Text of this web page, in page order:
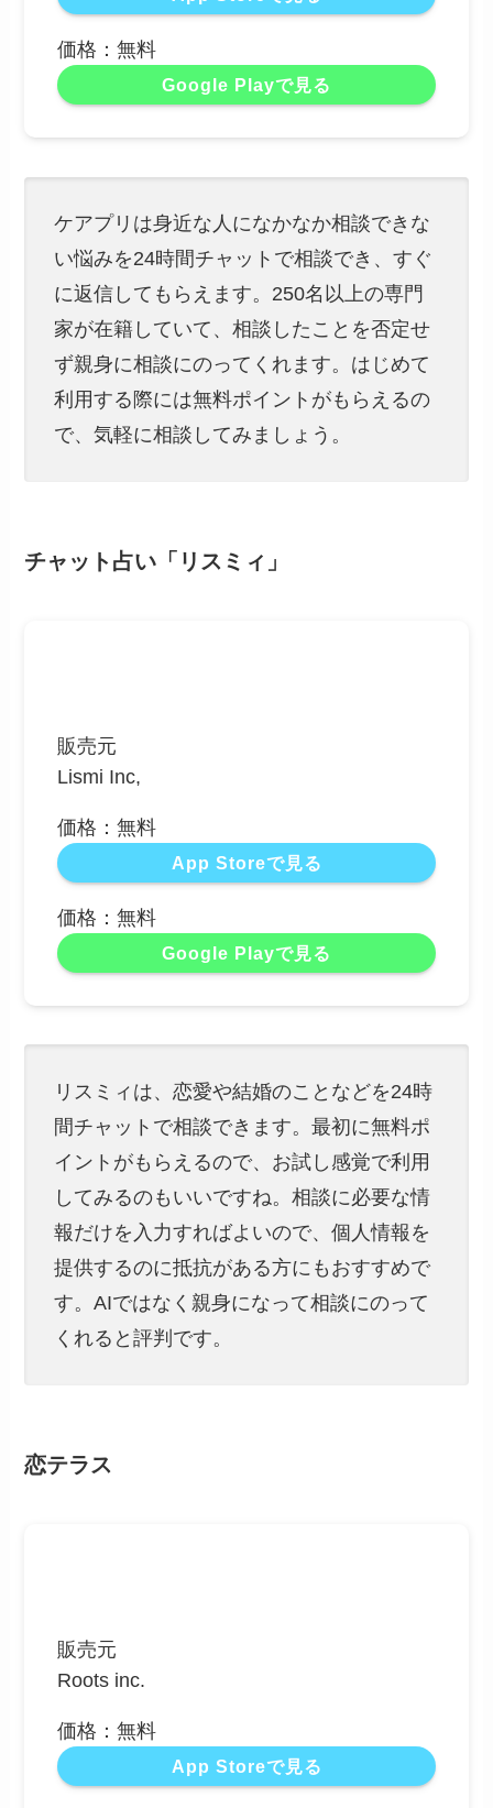
価格：無料
Google Playで見る
ケアプリは身近な人になかなか相談できな
い悩みを24時間チャットで相談でき、すぐ
に返信してもらえます。250名以上の専門
家が在籍していて、相談したことを否定せ
ず親身に相談にのってくれます。はじめて
利用する際には無料ポイントがもらえるの
で、気軽に相談してみましょう。
チャット占い「リスミィ」
販売元
Lismi Inc,
価格：無料
App Storeで見る
価格：無料
Google Playで見る
リスミィは、恋愛や結婚のことなどを24時
間チャットで相談できます。最初に無料ポ
イントがもらえるので、お試し感覚で利用
してみるのもいいですね。相談に必要な情
報だけを入力すればよいので、個人情報を
提供するのに抵抗がある方にもおすすめで
す。AIではなく親身になって相談にのって
くれると評判です。
恋テラス
販売元
Roots inc.
価格：無料
App Storeで見る